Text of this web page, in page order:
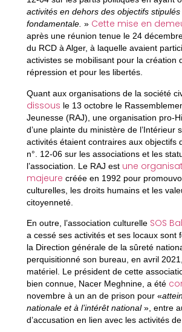
activités en dehors des objectifs
fondamentale. » Cette mise en
après une réunion tenue le 24
du RCD à Alger, à laquelle avaient
activistes se mobilisant pour la création
répression et pour les libertés.
Quant aux organisations de la société
dissous le 13 octobre le
Jeunesse (RAJ), une organisation pro-
d’une plainte du ministère de l’Intérieur
activités étaient contraires aux objectifs
n°. 12-06 sur les associations et les
l’association. Le RAJ est une
majeure créée en 1992 pour
culturelles, les droits humains et les
citoyenneté.
En outre, l’association culturelle SOS
a cessé ses activités et ses locaux sont
la Direction générale de la sûreté
perquisitionné son bureau, en avril
matériel. Le président de cette
bien connue, Nacer Meghnine, a été
novembre à un an de prison pour «
nationale et à l’intérêt national», entre
d’accusation en lien avec les activités de